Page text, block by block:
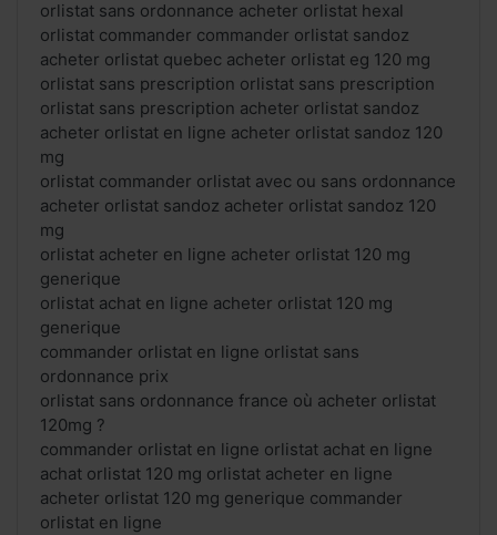
orlistat sans ordonnance acheter orlistat hexal
orlistat commander commander orlistat sandoz
acheter orlistat quebec acheter orlistat eg 120 mg
orlistat sans prescription orlistat sans prescription
orlistat sans prescription acheter orlistat sandoz
acheter orlistat en ligne acheter orlistat sandoz 120
mg
orlistat commander orlistat avec ou sans ordonnance
acheter orlistat sandoz acheter orlistat sandoz 120
mg
orlistat acheter en ligne acheter orlistat 120 mg
generique
orlistat achat en ligne acheter orlistat 120 mg
generique
commander orlistat en ligne orlistat sans
ordonnance prix
orlistat sans ordonnance france où acheter orlistat
120mg ?
commander orlistat en ligne orlistat achat en ligne
achat orlistat 120 mg orlistat acheter en ligne
acheter orlistat 120 mg generique commander
orlistat en ligne